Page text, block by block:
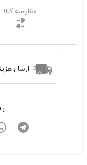
مقایسه کالا
ارسال